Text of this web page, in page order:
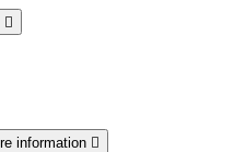

information 